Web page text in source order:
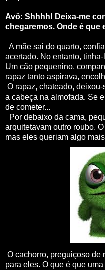
Avô: Shhhh! Deixa-me
chegaremos. Onde é
A mãe sai do quarto,
acertado. No entanto,
Um cão pequenino,
rapaz tanto aspirava,
O rapaz, chateado,
a cabeça na almofada. Se
de cometer...
Por debaixo da cama,
arquitetavam outro roubo.
mas eles queriam algo
O cachorro, preguiçoso de
para eles. O que é que